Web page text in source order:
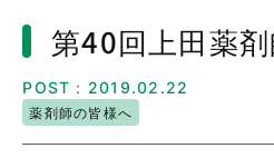
第40回上田薬
POST：2019.02.22
薬剤師の皆様へ